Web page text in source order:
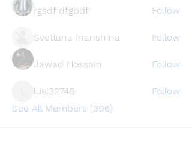
rgsdf dfgbdf Follow
Svetlana Inanshina Follow
Jawad Hossain Follow
lusi32748
lusi32748
Follow
See All Members (396)